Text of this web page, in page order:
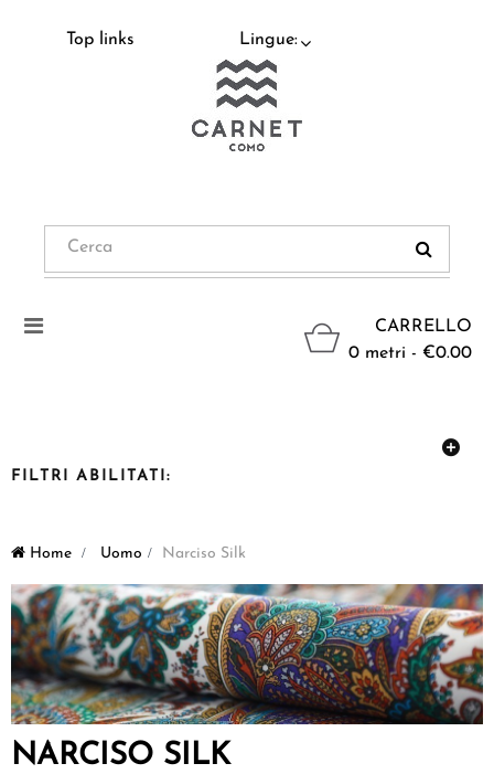
Top links Lingue:
CARRELLO
0 metri - €0.00
Navigazione
FILTRI ABILITATI:
Home > Uomo > Narciso Silk
NARCISO SILK